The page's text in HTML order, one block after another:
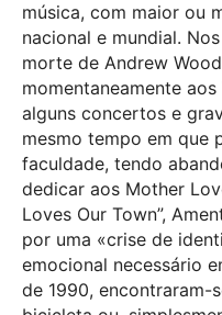
música, com maior ou
nacional e mundial.
morte de Andrew
momentaneamente
alguns concertos e
mesmo tempo em que
faculdade, tendo
dedicar aos Mother
Loves Our Town”,
por uma «crise de
emocional necessário
de 1990, encontraram-